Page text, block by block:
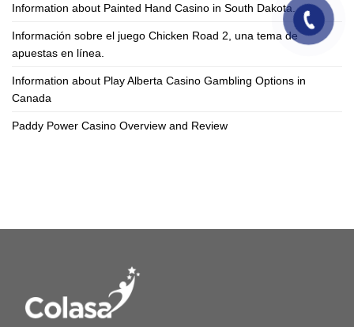
Information about Painted Hand Casino in South Dakota.
Información sobre el juego Chicken Road 2, una tema de
apuestas en línea.
Information about Play Alberta Casino Gambling Options in
Canada
Paddy Power Casino Overview and Review